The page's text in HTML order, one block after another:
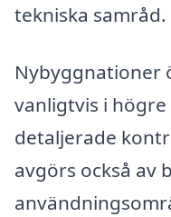
tekniska samråd.
Nybyggnationer
vanligtvis i
detaljerade
avgörs också av